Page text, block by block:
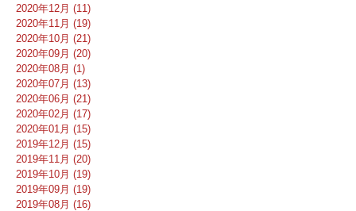
2020年12月 (11)
2020年11月 (19)
2020年10月 (21)
2020年09月 (20)
2020年08月 (1)
2020年07月 (13)
2020年06月 (21)
2020年02月 (17)
2020年01月 (15)
2019年12月 (15)
2019年11月 (20)
2019年10月 (19)
2019年09月 (19)
2019年08月 (16)